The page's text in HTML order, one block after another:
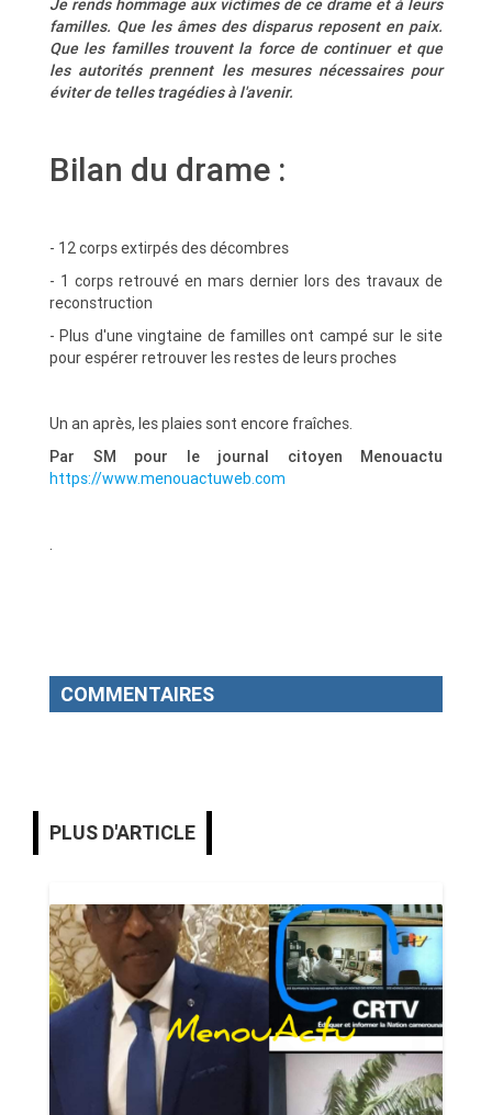
Je rends hommage aux victimes de ce drame et à leurs
familles. Que les âmes des disparus reposent en paix.
Que les familles trouvent la force de continuer et que
les autorités prennent les mesures nécessaires pour
éviter de telles tragédies à l'avenir.
Bilan du drame :
- 12 corps extirpés des décombres
- 1 corps retrouvé en mars dernier lors des travaux de
reconstruction
- Plus d'une vingtaine de familles ont campé sur le site
pour espérer retrouver les restes de leurs proches
Un an après, les plaies sont encore fraîches.
Par SM pour le journal citoyen Menouactu
https://www.menouactuweb.com
.
COMMENTAIRES
PLUS D'ARTICLE